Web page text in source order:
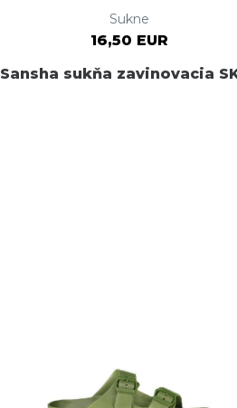
Sukne
16,50 EUR
Sansha sukňa zavinovacia